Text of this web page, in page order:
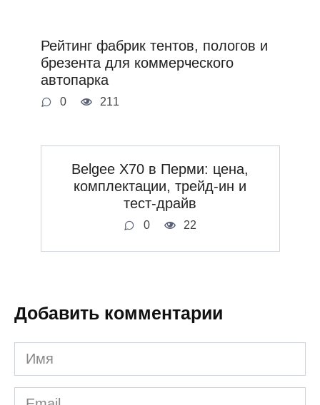
Рейтинг фабрик тентов, пологов и
брезента для коммерческого
автопарка
0 211
Belgee X70 в Перми: цена,
комплектации, трейд-ин и
тест-драйв
0 22
Добавить комментарии
Имя
Email